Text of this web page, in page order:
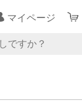
マイページ